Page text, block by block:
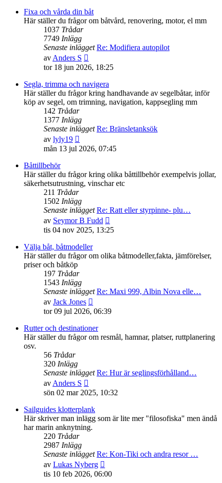
Fixa och vårda din båt
Här ställer du frågor om båtvård, renovering, motor, el mm
1037 Trådar
7749 Inlägg
Senaste inlägget Re: Modifiera autopilot
avAnders S
till
senaste
inlägget
tor 18 jun 2026, 18:25
Segla, trimma och navigera
Här ställer du frågor kring handhavande av segelbåtar, inför
köp av segel, om trimning, navigation, kappsegling mm
142 Trådar
1377 Inlägg
Senaste inlägget Re: Bränsletanksök
av lyly19
till
inlägget
mån 13 jul 2026, 07:45
Båttillbehör
Här ställer du frågor kring olika båttillbehör exempelvis jollar,
säkerhetsutrustning, vinschar etc
211 Trådar
1502 Inlägg
Senaste inlägget Re: Ratt eller styrpinne- plu…
av Seymor B Fudd
till
inlägget
tis 04 nov 2025, 13:25
Välja båt, båtmodeller
Här ställer du frågor om olika båtmodeller,fakta, jämförelser,
priser och båtköp
197 Trådar
1543 Inlägg
Senaste inlägget Re: Maxi 999, Albin Nova elle…
av Jack Jones
till
senaste
inlägget
tor 09 jul 2026, 06:39
Rutter och destinationer
Här ställer du frågor om resmål, hamnar, platser, ruttplanering
osv.
56 Trådar
320 Inlägg
Senaste inlägget Re: Hur är seglingsförhålland…
avAnders S
till
senaste
inlägget
sön 02 mar 2025, 10:32
Sailguides klotterplank
Här skriver man inlägg som är lite mer "filosofiska" men ändå
har marin anknytning.
220 Trådar
2987 Inlägg
Senaste inlägget Re: Kon-Tiki och andra resor …
av Lukas Nyberg
till
tis 10 feb 2026, 06:00